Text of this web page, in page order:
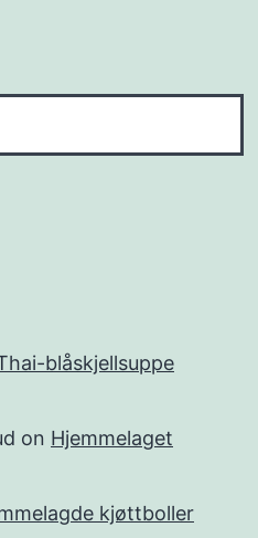
blåskjellsuppe
on Hjemmelaget
kjøttboller